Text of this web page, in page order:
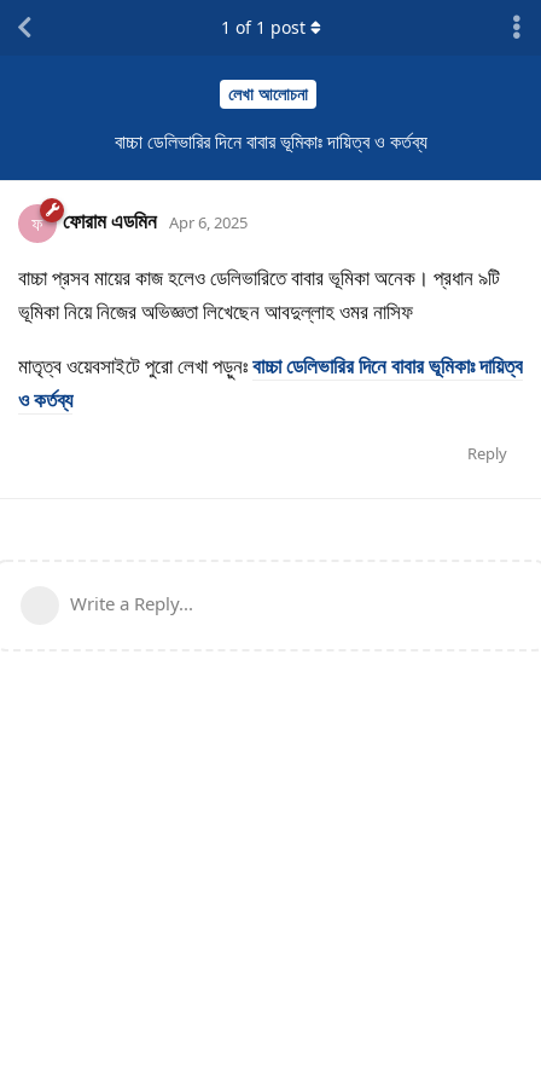
লেখা আলোচনা
বাচ্চা ডেলিভারির দিনে বাবার ভূমিকাঃ দায়িত্ব ও কর্তব্য
1 of 1 post
ফ ফোরাম এডমিন Apr 6, 2025
বাচ্চা প্রসব মায়ের কাজ হলেও ডেলিভারিতে বাবার ভূমিকা অনেক। প্রধান ৯টি
ভূমিকা নিয়ে নিজের অভিজ্ঞতা লিখেছেন আবদুল্লাহ ওমর নাসিফ
মাতৃত্ব ওয়েবসাইটে পুরো লেখা পড়ুনঃবাচ্চা ডেলিভারির দিনে বাবার ভূমিকাঃ দায়িত্ব
ও কর্তব্য
Reply
Write a Reply...